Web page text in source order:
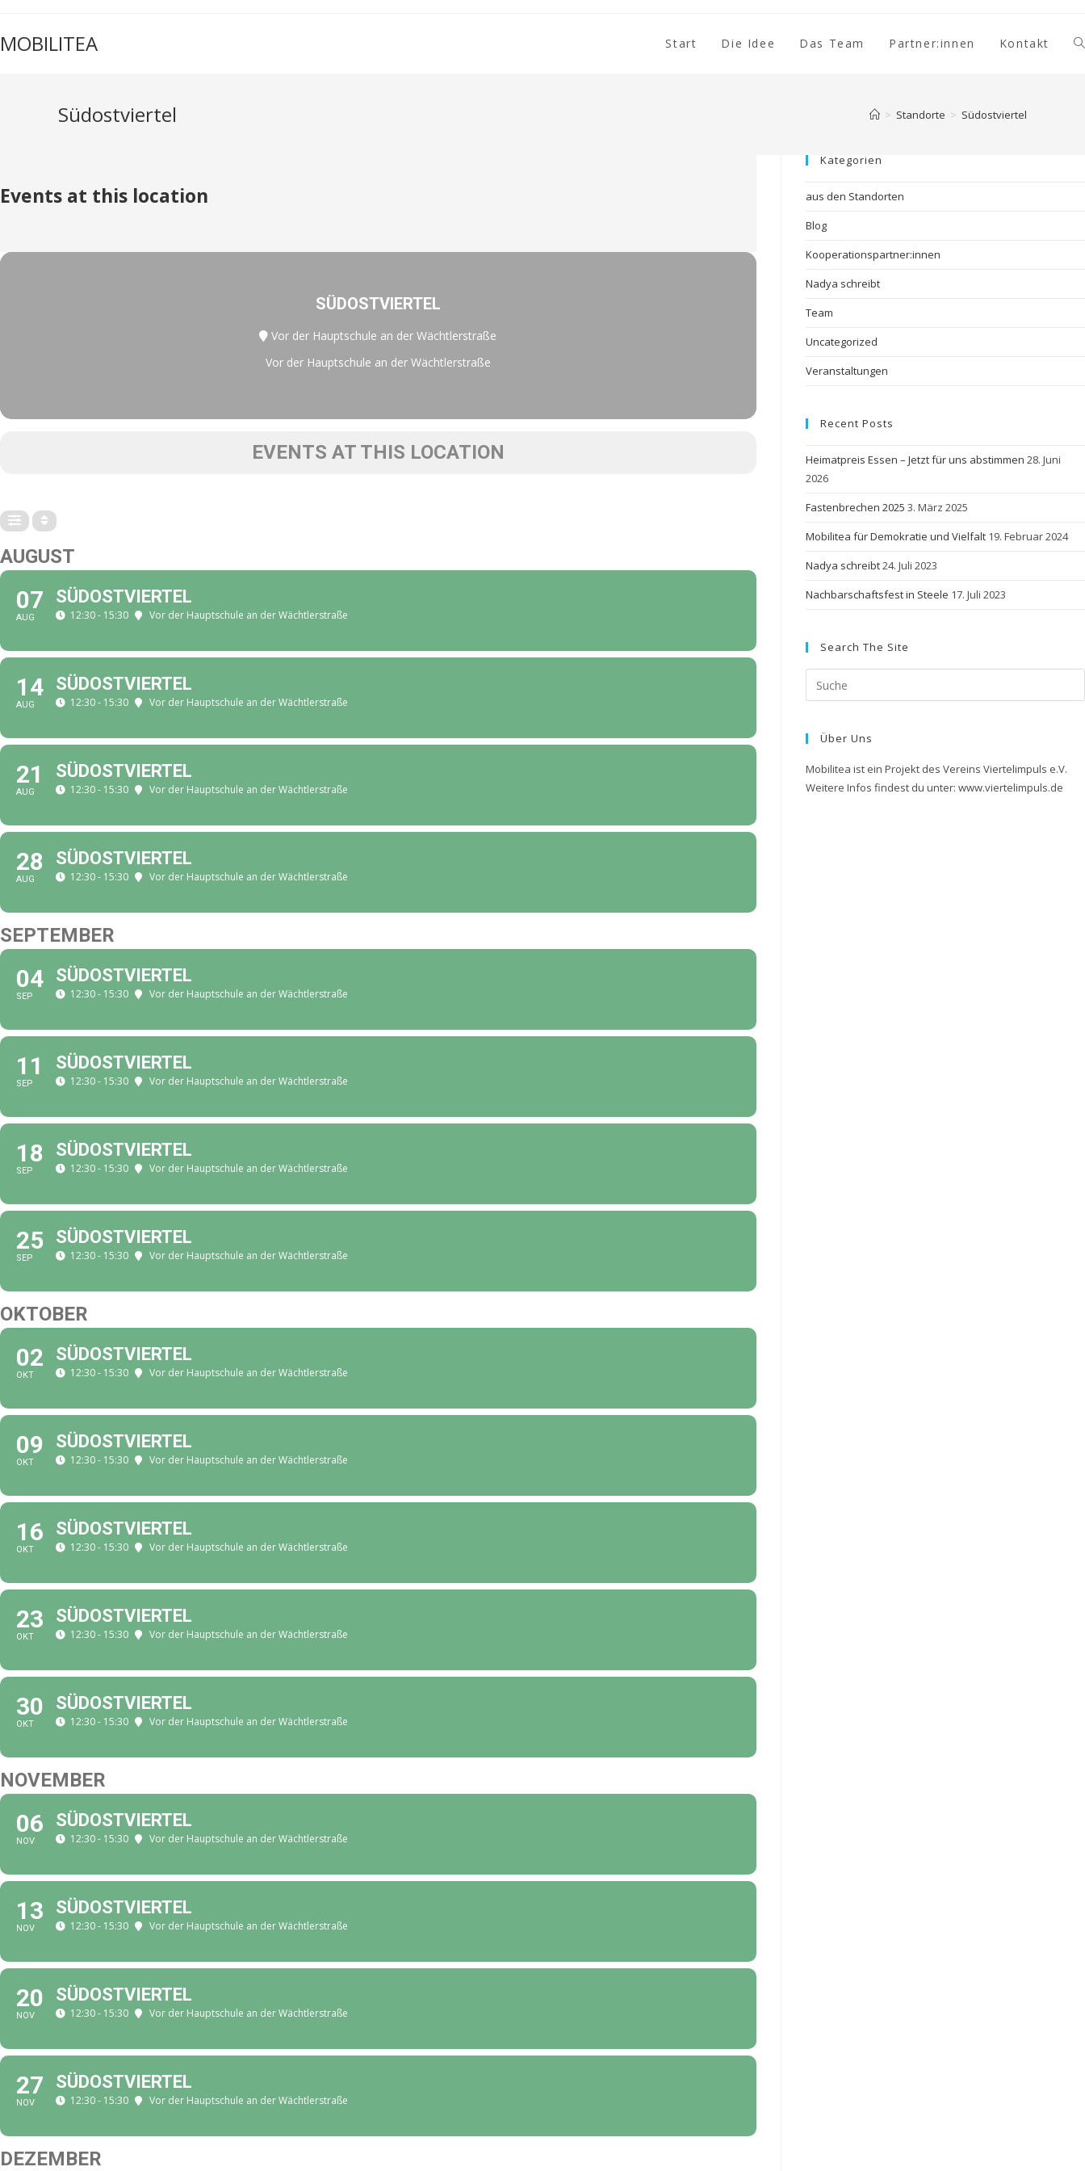
springen
MOBILITEA Start Die Idee Das Team Partner:innen Kontakt
Südostviertel > Standorte > Südostviertel
Events at this location
SÜDOSTVIERTEL
Vor der Hauptschule an der Wächtlerstraße
Vor der Hauptschule an der Wächtlerstraße
EVENTS AT THIS LOCATION
AUGUST
07
AUG
SÜDOSTVIERTEL
12:30 - 15:30 Vor der Hauptschule an der Wächtlerstraße
14
AUG
SÜDOSTVIERTEL
12:30 - 15:30 Vor der Hauptschule an der Wächtlerstraße
21
AUG
SÜDOSTVIERTEL
12:30 - 15:30 Vor der Hauptschule an der Wächtlerstraße
28
AUG
SÜDOSTVIERTEL
12:30 - 15:30 Vor der Hauptschule an der Wächtlerstraße
SEPTEMBER
04
SEP
SÜDOSTVIERTEL
12:30 - 15:30 Vor der Hauptschule an der Wächtlerstraße
11
SEP
SÜDOSTVIERTEL
12:30 - 15:30 Vor der Hauptschule an der Wächtlerstraße
18
SEP
SÜDOSTVIERTEL
12:30 - 15:30 Vor der Hauptschule an der Wächtlerstraße
25
SEP
SÜDOSTVIERTEL
12:30 - 15:30 Vor der Hauptschule an der Wächtlerstraße
OKTOBER
02
OKT
SÜDOSTVIERTEL
12:30 - 15:30 Vor der Hauptschule an der Wächtlerstraße
09
OKT
SÜDOSTVIERTEL
12:30 - 15:30 Vor der Hauptschule an der Wächtlerstraße
16
OKT
SÜDOSTVIERTEL
12:30 - 15:30 Vor der Hauptschule an der Wächtlerstraße
23
OKT
SÜDOSTVIERTEL
12:30 - 15:30 Vor der Hauptschule an der Wächtlerstraße
30
OKT
SÜDOSTVIERTEL
12:30 - 15:30 Vor der Hauptschule an der Wächtlerstraße
NOVEMBER
06
NOV
SÜDOSTVIERTEL
12:30 - 15:30 Vor der Hauptschule an der Wächtlerstraße
13
NOV
SÜDOSTVIERTEL
12:30 - 15:30 Vor der Hauptschule an der Wächtlerstraße
20
NOV
SÜDOSTVIERTEL
12:30 - 15:30 Vor der Hauptschule an der Wächtlerstraße
27
NOV
SÜDOSTVIERTEL
12:30 - 15:30 Vor der Hauptschule an der Wächtlerstraße
DEZEMBER
Kategorien
aus den Standorten
Blog
Kooperationspartner:innen
Nadya schreibt
Team
Uncategorized
Veranstaltungen
Recent Posts
Heimatpreis Essen – Jetzt für uns abstimmen 28. Juni
2026
Fastenbrechen 2025 3. März 2025
Mobilitea für Demokratie und Vielfalt 19. Februar 2024
Nadya schreibt24. Juli 2023
Nachbarschaftsfest in Steele 17. Juli 2023
Search The Site
Search
this
Über Uns
Mobilitea ist ein Projekt des Vereins Viertelimpuls e.V.
Weitere Infos findest du unter: www.viertelimpuls.de